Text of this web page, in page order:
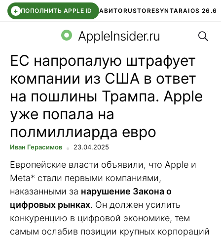
+ ПОПОЛНИТЬ APPLE ID АВИТОRUSTORESYNTARAIOS 26.6
СБЕР КИДС ЧАТ ROBLOXВТБ ОНЛАЙН
AppleInsider.ru
ЕС напропалую штрафует
компании из США в ответ
на пошлины Трампа. Apple
уже попала на
полмиллиарда евро
Иван Герасимов 23.04.2025
Европейские власти объявили, что Apple и
Meta* стали первыми компаниями,
наказанными за нарушение Закона о
цифровых рынках. Он должен усилить
конкуренцию в цифровой экономике, тем
самым ослабив позиции крупных корпораций